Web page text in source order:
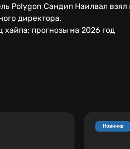
Polygon Сандип Наилвал
директора.
прогнозы на 2026 год
Новинка